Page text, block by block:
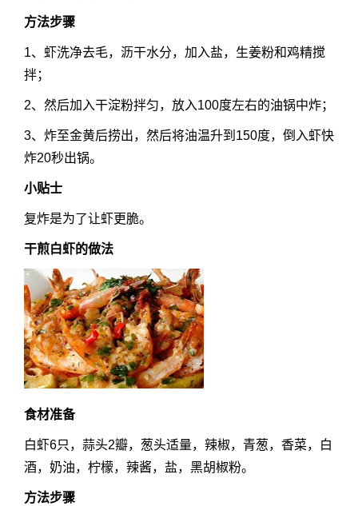
方法步骤
1、虾洗净去毛，沥干水分，加入盐，生姜粉和鸡精搅
拌；
2、然后加入干淀粉拌匀，放入100度左右的油锅中炸；
3、炸至金黄后捞出，然后将油温升到150度，倒入虾快
炸20秒出锅。
小贴士
复炸是为了让虾更脆。
干煎白虾的做法
食材准备
白虾6只，蒜头2瓣，葱头适量，辣椒，青葱，香菜，白
酒，奶油，柠檬，辣酱，盐，黑胡椒粉。
方法步骤